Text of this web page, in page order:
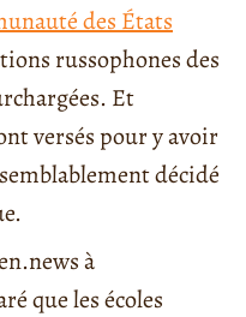
des États
russophones des
Et
versés pour y avoir
décidé
à
que les écoles